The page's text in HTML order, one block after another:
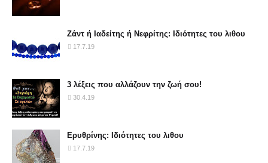
Ζάντ ή Ιαδείτης ή Νεφρίτης: Ιδιότητες του λιθου
17.7.19
3 λέξεις που αλλάζουν την ζωή σου!
30.4.19
Ερυθρίνης: Ιδιότητες του λιθου
17.7.19